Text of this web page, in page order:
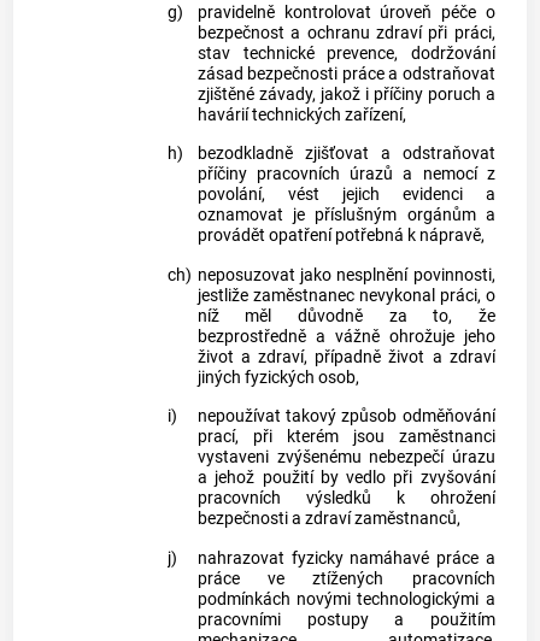
g)
pravidelně kontrolovat úroveň péče o
bezpečnost a ochranu zdraví při práci,
stav technické prevence, dodržování
zásad bezpečnosti práce a odstraňovat
zjištěné závady, jakož i příčiny poruch a
havárií technických zařízení,
h)
bezodkladně zjišťovat a odstraňovat
příčiny pracovních úrazů a nemocí z
povolání, vést jejich evidenci a
oznamovat je příslušným orgánům a
provádět opatření potřebná k nápravě,
ch) neposuzovat jako nesplnění povinnosti,
jestliže zaměstnanec nevykonal práci, o
níž měl důvodně za to, že
bezprostředně a vážně ohrožuje jeho
život a zdraví, případně život a zdraví
jiných fyzických osob,
i)
nepoužívat takový způsob odměňování
prací, při kterém jsou zaměstnanci
vystaveni zvýšenému nebezpečí úrazu
a jehož použití by vedlo při zvyšování
pracovních výsledků k ohrožení
bezpečnosti a zdraví zaměstnanců,
j)
nahrazovat fyzicky namáhavé práce a
práce ve ztížených pracovních
podmínkách novými technologickými a
pracovními postupy a použitím